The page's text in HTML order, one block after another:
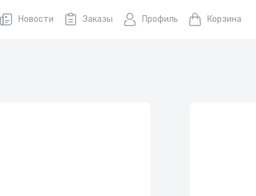
Новости Заказы Профиль Корзина